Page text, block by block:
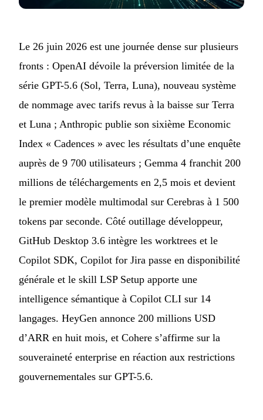
Le 26 juin 2026 est une journée dense sur plusieurs
fronts : OpenAI dévoile la préversion limitée de la
série GPT-5.6 (Sol, Terra, Luna), nouveau système
de nommage avec tarifs revus à la baisse sur Terra
et Luna ; Anthropic publie son sixième Economic
Index « Cadences » avec les résultats d’une enquête
auprès de 9 700 utilisateurs ; Gemma 4 franchit 200
millions de téléchargements en 2,5 mois et devient
le premier modèle multimodal sur Cerebras à 1 500
tokens par seconde. Côté outillage développeur,
GitHub Desktop 3.6 intègre les worktrees et le
Copilot SDK, Copilot for Jira passe en disponibilité
générale et le skill LSP Setup apporte une
intelligence sémantique à Copilot CLI sur 14
langages. HeyGen annonce 200 millions USD
d’ARR en huit mois, et Cohere s’affirme sur la
souveraineté enterprise en réaction aux restrictions
gouvernementales sur GPT-5.6.